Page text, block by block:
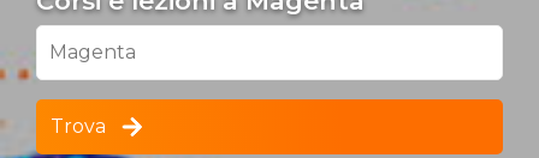
Magenta
Trova